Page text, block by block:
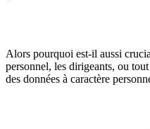
Alors pourquoi est-il aussi
personnel, les dirigeants, ou
des données à caractère